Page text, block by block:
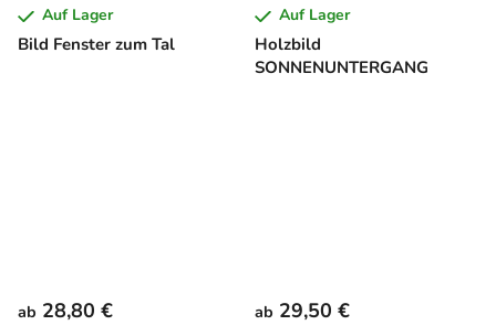
Bild Fenster zum Tal
Auf Lager
Holzbild
SONNENUNTERGANG
Auf Lager
ab 28,80 € ab 29,50 €